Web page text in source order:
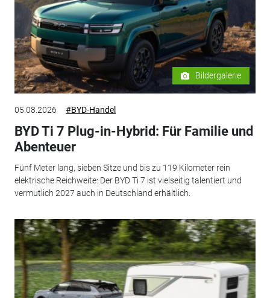
Bildergalerie
05.08.2026 #BYD-Handel
BYD Ti 7 Plug-in-Hybrid: Für Familie und
Abenteuer
Fünf Meter lang, sieben Sitze und bis zu 119 Kilometer rein
elektrische Reichweite: Der BYD Ti 7 ist vielseitig talentiert und
vermutlich 2027 auch in Deutschland erhältlich.